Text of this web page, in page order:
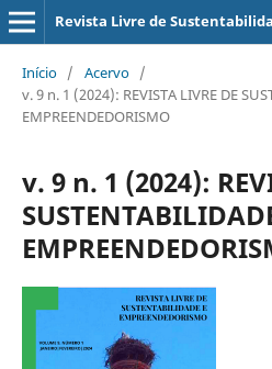
Revista Livre de
Início / Acervo /
v. 9 n. 1 (2024): REVISTA LIVRE DE
EMPREENDEDORISMO
v. 9 n. 1 (2024):